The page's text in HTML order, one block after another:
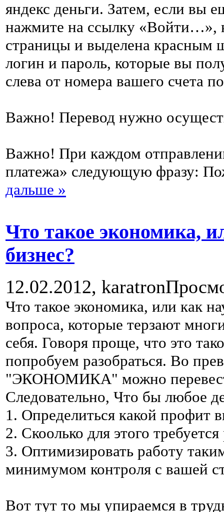
яндекс деньги. Затем, если вы
нажмите на ссылку «Войти…»,
страницы и выделена красным
логин и пароль, которые вы
слева от номера вашего счета
Важно! Перевод нужно
Важно! При каждом
платежа» следующую фразу:
дальше »
Что такое экономика,
бизнес?
12.02.2012, karatron
Что такое экономика, или как
вопроса, которые терзают
себя. Говоря проще, что это
попробуем разобраться. Во
"ЭКОНОМИКА" можно
Следовательно, Что бы любое
1. Определиться какой профит
2. Скоолько для этого
3. Оптимизировать работу
минимумом контроля с вашей
Вот тут то мы упираемся в